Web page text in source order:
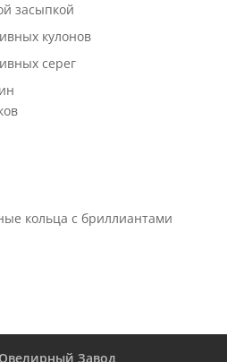
засыпкой
кулонов
серег
кольца с бриллиантами
Завод